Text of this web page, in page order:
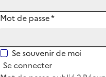
Mot de passe*
Se souvenir de moi
Se connecter